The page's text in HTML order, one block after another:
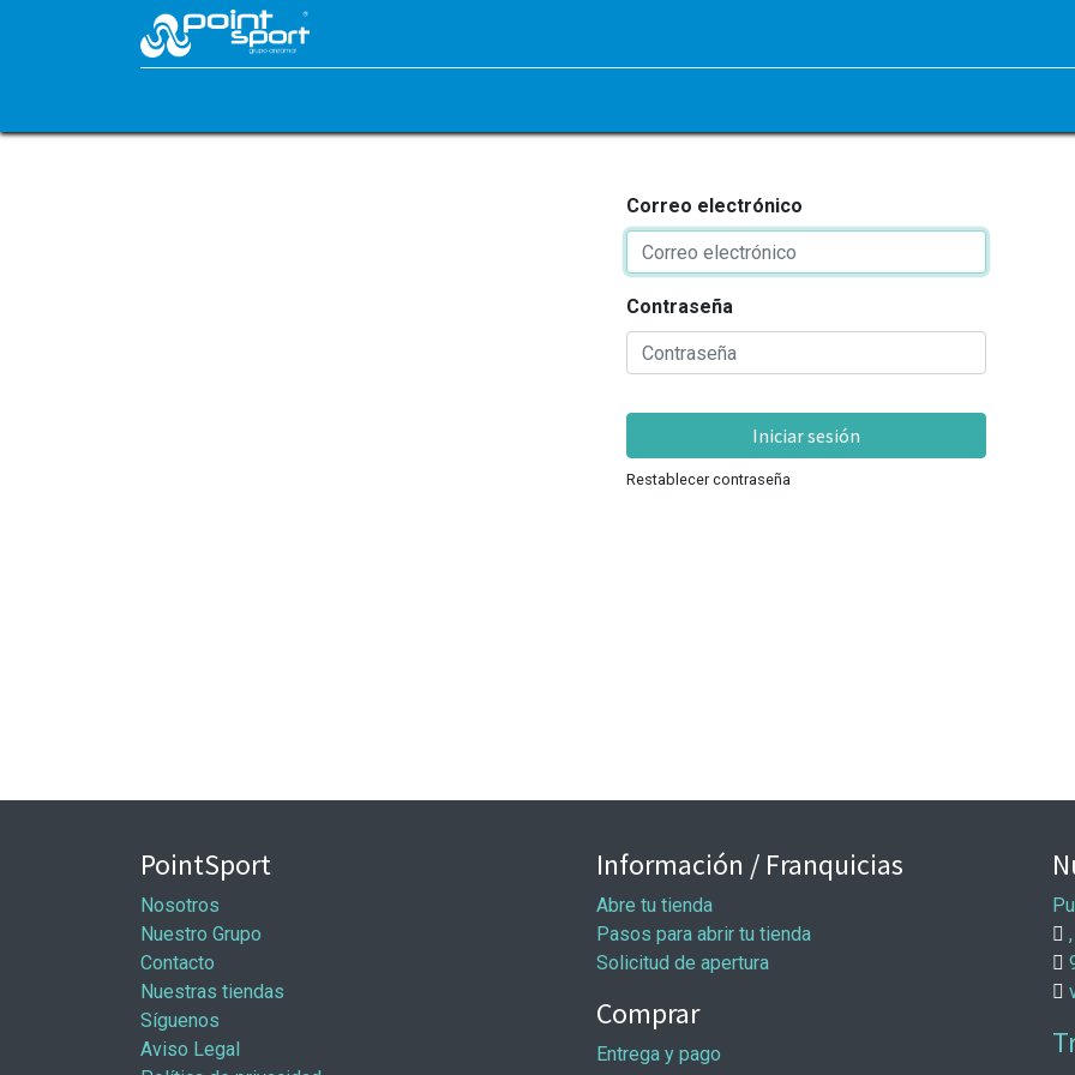
Correo electrónico
Contraseña
Iniciar sesión
Restablecer contraseña
PointSport
Nosotros
Nuestro Grupo
Contacto
Nuestras tiendas
Síguenos
Aviso Legal
Información / Franquicias
Abre tu tienda
Pasos para abrir tu tienda
Solicitud de apertura
Comprar
Entrega y pago